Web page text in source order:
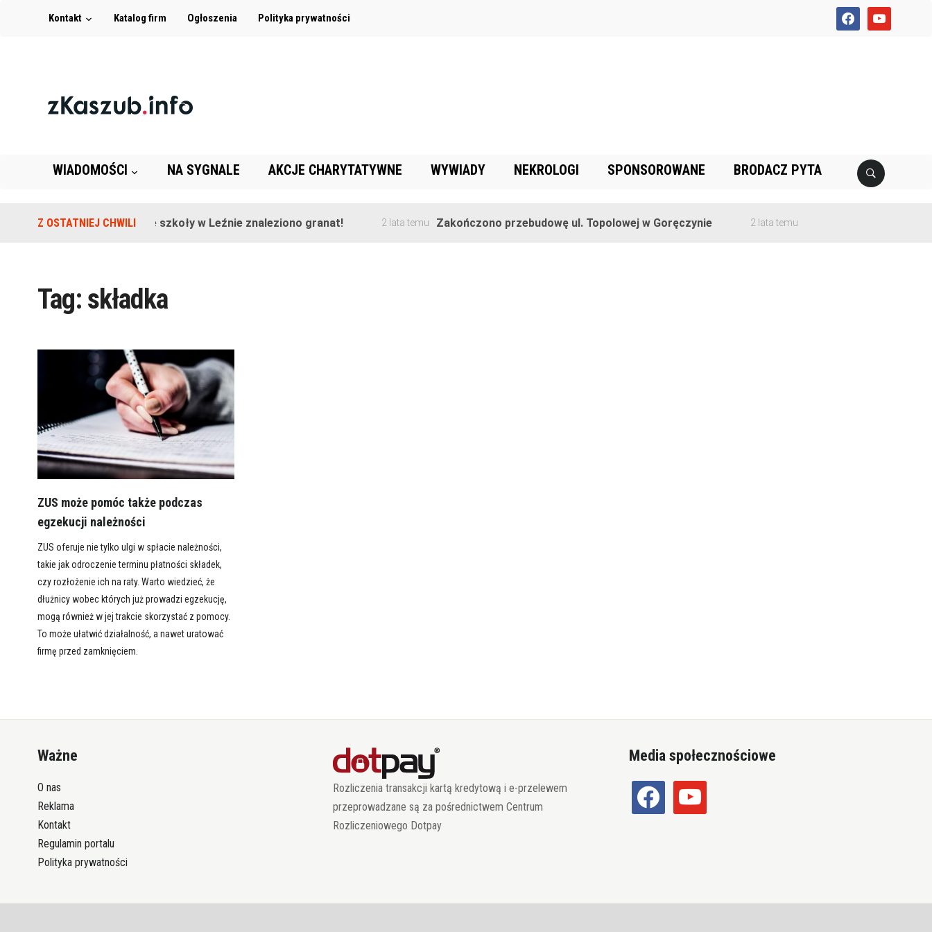
facebookyoutube
Kontakt Katalog firm Ogłoszenia Polityka prywatności
WIADOMOŚCI NA SYGNALE AKCJE CHARYTATYWNE WYWIADY NEKROLOGI SPONSOROWANE BRODACZ PYTA
Z OSTATNIEJ CHWILINa terenie szkoły w Leźnie znaleziono granat! 2 lata temu Zakończono przebudowę ul. Topolowej w Goręczynie 2 lata temu
Tag: składka
ZUS może pomóc także podczas
egzekucji należności
ZUS oferuje nie tylko ulgi w spłacie należności,
takie jak odroczenie terminu płatności składek,
czy rozłożenie ich na raty. Warto wiedzieć, że
dłużnicy wobec których już prowadzi egzekucję,
mogą również w jej trakcie skorzystać z pomocy.
To może ułatwić działalność, a nawet uratować
firmę przed zamknięciem.
Ważne
O nas
Reklama
Kontakt
Regulamin portalu
Polityka prywatności
Rozliczenia transakcji kartą kredytową i e-przelewem
przeprowadzane są za pośrednictwem Centrum
Rozliczeniowego Dotpay
Media społecznościowe
facebook youtube